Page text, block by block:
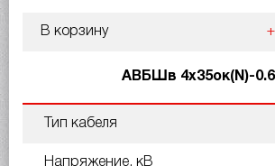
В корзину
АВБШв 4х35ок(N)-
Тип кабеля
Напряжение, кВ